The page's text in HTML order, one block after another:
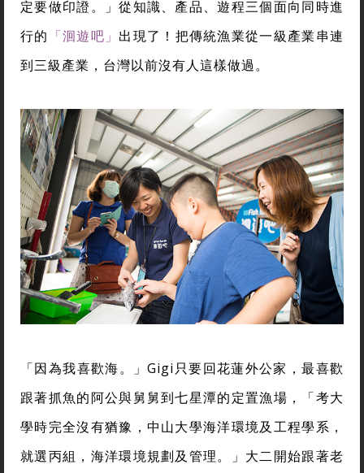
定要做印證。」從知識、產品、遊程三個面向同時進
行的 「洄遊吧」 出現了！把傳統漁業從一級產業串連
到三級產業，台灣以前沒有人這樣做過。
「因為我喜歡海。」Gigi只要回花蓮外公家，最喜歡
跟著抓魚的阿公與舅舅到七星潭的定置漁場，「考大
學時完全沒有猶豫，中山大學海洋環境及工程學系，
就選丙組，海洋環境規劃及管理。」大二開始跟著老